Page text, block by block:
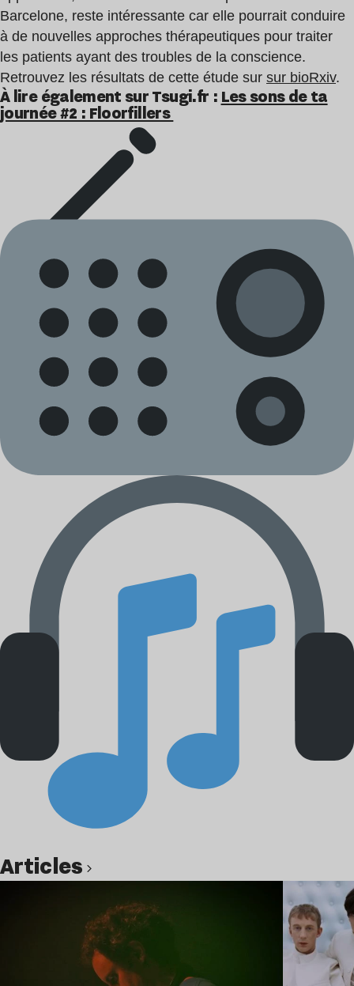
Barcelone, reste intéressante car elle pourrait conduire
à de nouvelles approches thérapeutiques pour traiter
les patients ayant des troubles de la conscience.
Retrouvez les résultats de cette étude sur sur bioRxiv.
À lire également sur Tsugi.fr : Les sons de ta
journée #2 : Floorfillers
Articles